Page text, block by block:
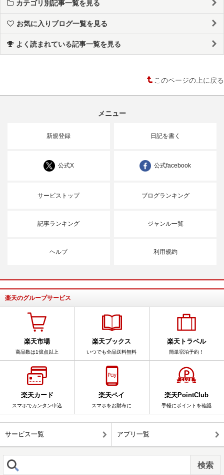
カテゴリ別記事一覧を見る
お気に入りブログ一覧を見る
よく読まれている記事一覧を見る
このページの上に戻る
メニュー
新規登録 日記を書く
公式X 公式facebook
サービストップ ブログランキング
記事ランキング ジャンル一覧
ヘルプ 利用規約
楽天のグループサービス
楽天市場
商品数は1億点以上
楽天ブックス
いつでも全品送料無料
楽天トラベル
簡単宿泊予約！
楽天カード
スマホでカンタン申込
楽天ペイ
スマホをお財布に
楽天PointClub
手軽にポイントを確認
サービス一覧 アプリ一覧